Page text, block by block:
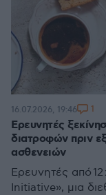
Ερευνητές
διατροφών πριν
ασθενειών
Ερευνητές από
Initiative», μια
16.07.2026, 19:46 1